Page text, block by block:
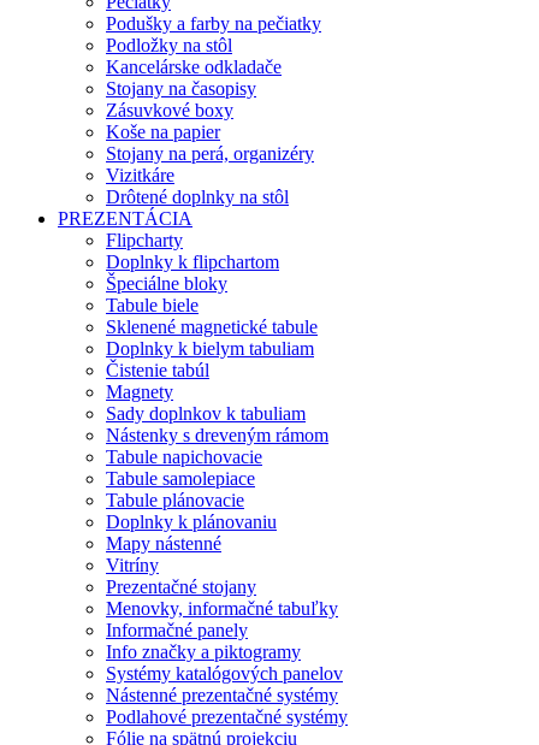
Podušky a farby na pečiatky
Podložky na stôl
Kancelárske odkladače
Stojany na časopisy
Zásuvkové boxy
Koše na papier
Stojany na perá, organizéry
Vizitkáre
Drôtené doplnky na stôl
PREZENTÁCIA
Flipcharty
Doplnky k flipchartom
Špeciálne bloky
Tabule biele
Sklenené magnetické tabule
Doplnky k bielym tabuliam
Čistenie tabúl
Magnety
Sady doplnkov k tabuliam
Nástenky s dreveným rámom
Tabule napichovacie
Tabule samolepiace
Tabule plánovacie
Doplnky k plánovaniu
Mapy nástenné
Vitríny
Prezentačné stojany
Menovky, informačné tabuľky
Informačné panely
Info značky a piktogramy
Systémy katalógových panelov
Nástenné prezentačné systémy
Podlahové prezentačné systémy
Fólie na spätnú projekciu